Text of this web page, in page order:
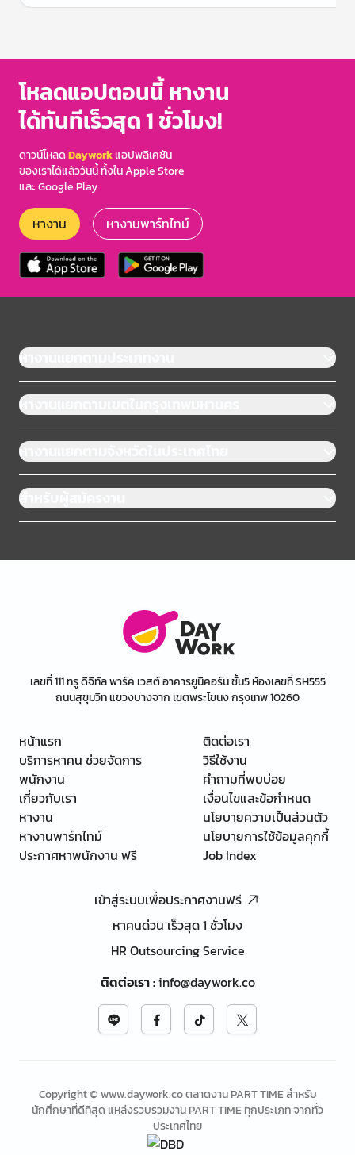
of
โหลดแอปตอนนี้ หางาน
ได้ทันทีเร็วสุด 1 ชั่วโมง!
ดาวน์โหลดDayworkแอปพลิเคชัน
ของเราได้แล้ววันนี้ ทั้งใน Apple Store
และ Google Play
หางาน หางานพาร์ทไทม์
หางานแยกตามประเภทงาน
หางานแยกตามเขตในกรุงเทพมหานคร
หางานแยกตามจังหวัดในประเทศไทย
สำหรับผู้สมัครงาน
เลขที่ 111 ทรู ดิจิทัล พาร์ค เวสต์ อาคารยูนิคอร์น ชั้น5 ห้องเลขที่ SH555
ถนนสุขุมวิท แขวงบางจาก เขตพระโขนง กรุงเทพ 10260
หน้าแรก
บริการหาคน ช่วยจัดการ
พนักงาน
เกี่ยวกับเรา
หางาน
หางานพาร์ทไทม์
ประกาศหาพนักงาน ฟรี
ติดต่อเรา
วิธีใช้งาน
คำถามที่พบบ่อย
เงื่อนไขและข้อกำหนด
นโยบายความเป็นส่วนตัว
นโยบายการใช้ข้อมูลคุกกี้
Job Index
เข้าสู่ระบบเพื่อประกาศงานฟรี
หาคนด่วน เร็วสุด 1 ชั่วโมง
HR Outsourcing Service
ติดต่อเรา:info@daywork.co
Copyright © www.daywork.co ตลาดงาน PART TIME สำหรับ
นักศึกษาที่ดีที่สุด แหล่งรวบรวมงาน PART TIME ทุกประเภท จากทั่ว
ประเทศไทย